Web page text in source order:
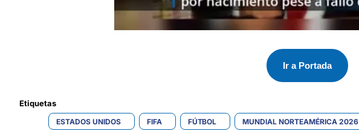
Ir a Portada
Etiquetas
ESTADOS UNIDOS FIFA FÚTBOL MUNDIAL NORTEAMÉRICA 2026